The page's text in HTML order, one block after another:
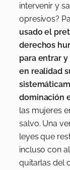
intervenir y
opresivos?
usado el
derechos
para entrar
en realidad
dominación
las mujeres
salvo. Una
leyes que
incluso con
quitarlas del